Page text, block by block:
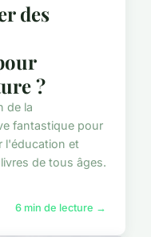
des
?
de la
fantastique pour
l'éducation et
de tous âges.
6 min de lecture →